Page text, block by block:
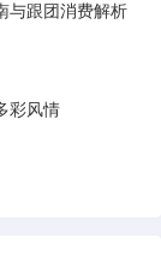
与跟团消费解析
彩风情